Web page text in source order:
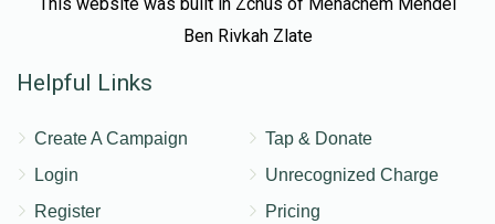
Ben Rivkah Zlate
Helpful Links
Create A Campaign
Login
Register
Tap & Donate
Unrecognized Charge
Pricing